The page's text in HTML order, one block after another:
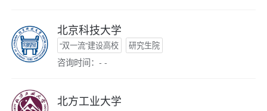
北京科技大学
“双一流”建设高校 研究生院
咨询时间：- -
北方工业大学